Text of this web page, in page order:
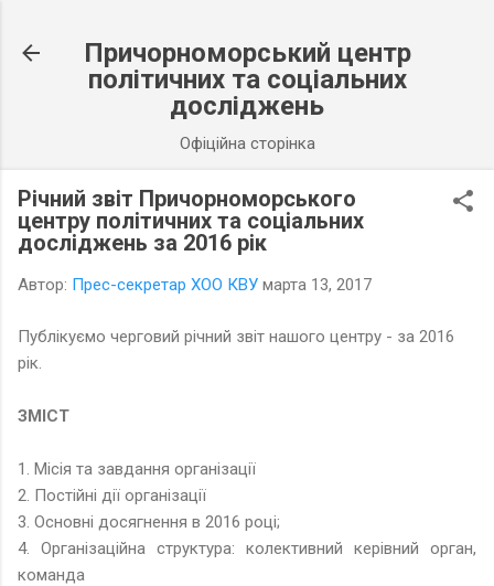
Причорноморський центр
політичних та соціальних
досліджень
Офіційна сторінка
Річний звіт Причорноморського
центру політичних та соціальних
досліджень за 2016 рік
Автор: Прес-секретар ХОО КВУ марта 13, 2017
Публікуємо черговий річний звіт нашого центру - за 2016
рік.
ЗМІСТ
1. Місія та завдання організації
2. Постійні дії організації
3. Основні досягнення в 2016 році;
4. Організаційна структура: колективний керівний орган,
команда